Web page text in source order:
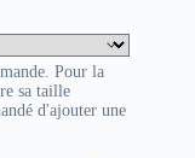
Pour la
sa taille
d'ajouter une